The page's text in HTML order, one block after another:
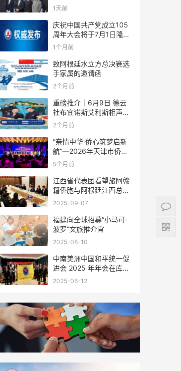
足协赞助商招待会！
1天前
庆祝中国共产党成立105
周年大会将于7月1日隆重
举行
1个月前
致阿根廷水立方总决赛选
手家属的邀请函
2个月前
重磅推介｜6月9日 德云
社布宜诺斯艾利斯相声专
场！国风曲艺邂逅南美风
结！
2个月前
“亲情中华·侨心筑梦启新
航”—2026年天津市侨界
新春联谊活动成功举办
5个月前
江西省代表团看望旅阿赣
籍侨胞与阿根廷江西总商
会座谈
2025-09-07
福建向全球招募“小马可·
波罗”文旅推介官
2025-08-10
中南美洲中国和平统一促
进会 2025 年年会在库拉
索圆满举行，共绘反“独”
2025-06-12